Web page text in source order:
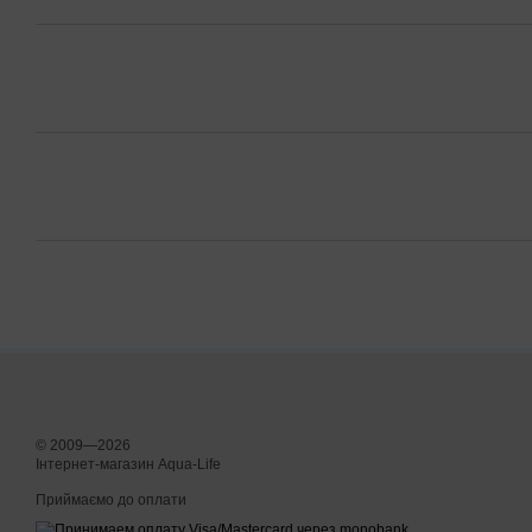
© 2009—2026
Інтернет-магазин Aqua-Life
Приймаємо до оплати